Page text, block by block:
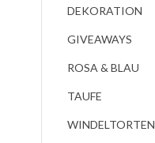
DEKORATION
GIVEAWAYS
ROSA & BLAU
TAUFE
WINDELTORTEN